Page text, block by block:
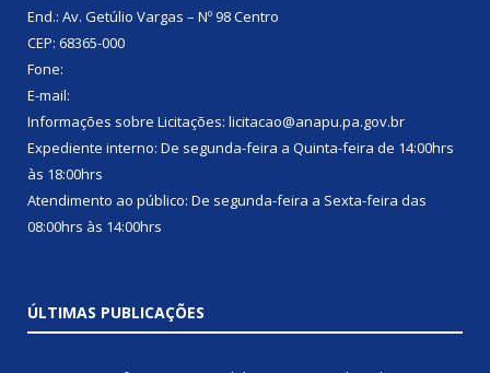
End.: Av. Getúlio Vargas – Nº 98 Centro
CEP: 68365-000
Fone:
E-mail:
Informações sobre Licitações: licitacao@anapu.pa.gov.br
Expediente interno: De segunda-feira a Quinta-feira de 14:00hrs
às 18:00hrs
Atendimento ao público: De segunda-feira a Sexta-feira das
08:00hrs às 14:00hrs
ÚLTIMAS PUBLICAÇÕES